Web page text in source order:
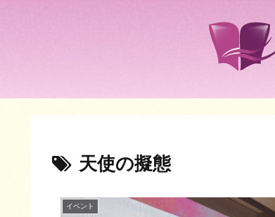
天使の擬態
イベント